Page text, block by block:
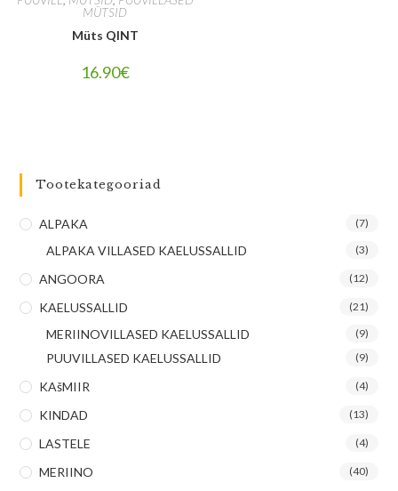
MÜTSID
Müts QINT
16.90€
Tootekategooriad
ALPAKA (7)
ALPAKA VILLASED KAELUSSALLID (3)
ANGOORA (12)
KAELUSSALLID (21)
MERIINOVILLASED KAELUSSALLID (9)
PUUVILLASED KAELUSSALLID (9)
KAšMIIR (4)
KINDAD (13)
LASTELE (4)
MERIINO (40)